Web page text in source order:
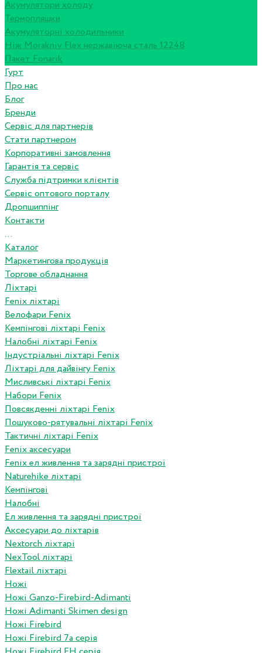
Акумулятори холоду
Термопляшки
Акумуляторні холодильники
Ніж Morakniv Flex нержавіюча сталь 12248
Пакет Fonarik
Гурт
Про нас
Блог
Бренди
Сервіс для партнерів
Стати партнером
Корпоративні замовлення
Гарантія та сервіс
Служба підтримки клієнтів
Сервіс оптового порталу
Дропшиппінг
Контакти
...
Каталог
Маркетингова продукція
Торгове обладнання
Ліхтарі
Fenix ліхтарі
Велофари Fenix
Кемпінгові ліхтарі Fenix
Налобні ліхтарі Fenix
Індустріальні ліхтарі Fenix
Ліхтарі для дайвінгу Fenix
Мисливські ліхтарі Fenix
Набори Fenix
Повсякденні ліхтарі Fenix
Пошуково-рятувальні ліхтарі Fenix
Тактичні ліхтарі Fenix
Fenix аксесуари
Fenix ел живлення та зарядні пристрої
Naturehike ліхтарі
Кемпінгові
Налобні
Ел живлення та зарядні пристрої
Аксесуари до ліхтарів
Nextorch ліхтарі
NexTool ліхтарі
Flextail ліхтарі
Ножі
Ножі Ganzo-Firebird-Adimanti
Ножі Adimanti Skimen design
Ножі Firebird
Ножі Firebird 7а серія